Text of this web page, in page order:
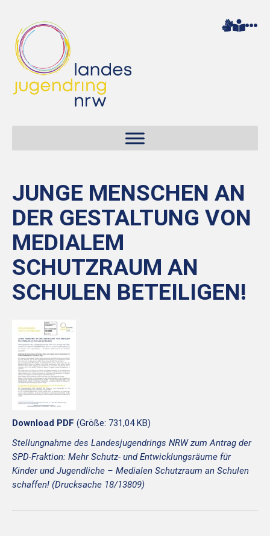
JUNGE MENSCHEN AN
DER GESTALTUNG VON
MEDIALEM
SCHUTZRAUM AN
SCHULEN BETEILIGEN!
Download PDF (Größe: 731,04 KB)
Stellungnahme des Landesjugendrings NRW zum Antrag der
SPD-Fraktion: Mehr Schutz- und Entwicklungsräume für
Kinder und Jugendliche – Medialen Schutzraum an Schulen
schaffen! (Drucksache 18/13809)